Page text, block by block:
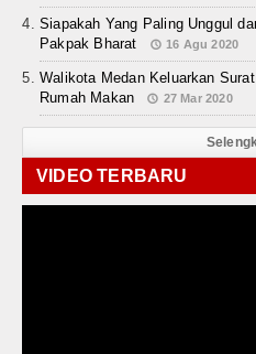
Siapakah Yang Paling Unggul
Pakpak Bharat
16 Agu 2020
Walikota Medan Keluarkan
Rumah Makan
27 Mar 2020
VIDEO TERBARU